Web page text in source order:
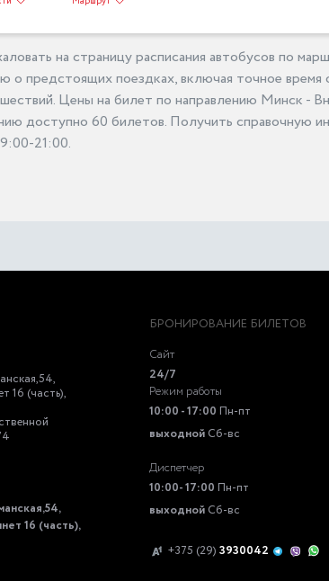
на страницу расписания автобусов по
о предстоящих поездках, включая точное
Цены на билет по направлению Минск -
доступно 60 билетов. Получить справочную
21:00.
16 (часть),
16 (часть),
БРОНИРОВАНИЕ БИЛЕТОВ
Сайт
24/7
Режим работы
10:00 - 17:00 Пн-пт
выходной Сб-вс
Диспетчер
10:00- 17:00 Пн-пт
выходной Сб-вс
+375 (29) 3930042